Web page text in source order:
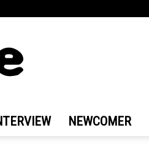
NEWCOMER